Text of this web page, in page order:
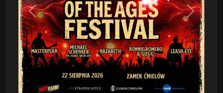
Poprzedni Następny